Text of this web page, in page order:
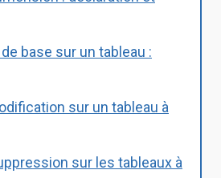
base sur un tableau :
sur un tableau à
sur les tableaux à